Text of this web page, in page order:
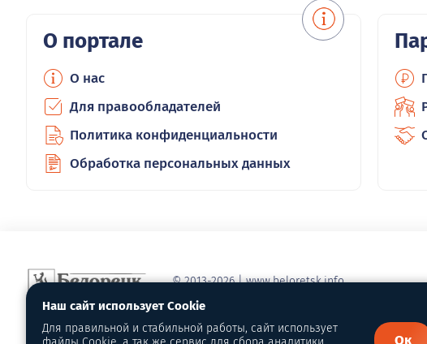
О портале
О нас
Для правообладателей
Политика конфиденциальности
Обработка персональных данных
© 2013-2026 | www.beloretsk.info
Справочно-информационный сайт г. Белорецка
Перепубликация материалов с обязательной
первоисточник - www.beloretsk.info
Наш сайт использует Cookie
Для правильной и стабильной работы, сайт использует
Ок